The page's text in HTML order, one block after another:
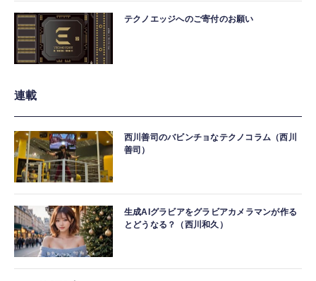
テクノエッジへのご寄付のお願い
連載
西川善司のバビンチョなテクノコラム（西川
善司）
生成AIグラビアをグラビアカメラマンが作る
とどうなる？（西川和久）